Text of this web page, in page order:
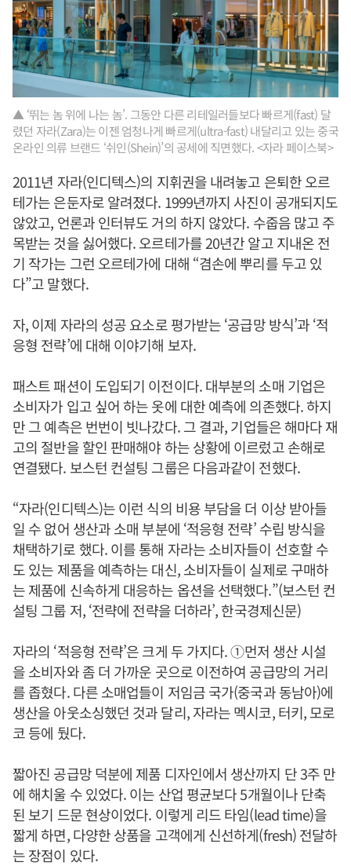
▲ ‘뛰는 놈 위에 나는 놈’. 그동안 다른 리테일러들보다 빠르게(fast) 달
렸던 자라(Zara)는 이젠 엄청나게 빠르게(ultra-fast) 내달리고 있는 중국
온라인 의류 브랜드 ‘쉬인(Shein)’의 공세에 직면했다. <자라 페이스북>
2011년 자라(인디텍스)의 지휘권을 내려놓고 은퇴한 오르
테가는 은둔자로 알려졌다. 1999년까지 사진이 공개되지도
않았고, 언론과 인터뷰도 거의 하지 않았다. 수줍음 많고 주
목받는 것을 싫어했다. 오르테가를 20년간 알고 지내온 전
기 작가는 그런 오르테가에 대해 “겸손에 뿌리를 두고 있
다”고 말했다.
자, 이제 자라의 성공 요소로 평가받는 ‘공급망 방식’과 ‘적
응형 전략’에 대해 이야기해 보자.
패스트 패션이 도입되기 이전이다. 대부분의 소매 기업은
소비자가 입고 싶어 하는 옷에 대한 예측에 의존했다. 하지
만 그 예측은 번번이 빗나갔다. 그 결과, 기업들은 해마다 재
고의 절반을 할인 판매해야 하는 상황에 이르렀고 손해로
연결됐다. 보스턴 컨설팅 그룹은 다음과같이 전했다.
“자라(인디텍스)는 이런 식의 비용 부담을 더 이상 받아들
일 수 없어 생산과 소매 부분에 ‘적응형 전략’ 수립 방식을
채택하기로 했다. 이를 통해 자라는 소비자들이 선호할 수
도 있는 제품을 예측하는 대신, 소비자들이 실제로 구매하
는 제품에 신속하게 대응하는 옵션을 선택했다.”(보스턴 컨
설팅 그룹 저, ‘전략에 전략을 더하라’, 한국경제신문)
자라의 ‘적응형 전략’은 크게 두 가지다. ①먼저 생산 시설
을 소비자와 좀 더 가까운 곳으로 이전하여 공급망의 거리
를 좁혔다. 다른 소매업들이 저임금 국가(중국과 동남아)에
생산을 아웃소싱했던 것과 달리, 자라는 멕시코, 터키, 모로
코 등에 뒀다.
짧아진 공급망 덕분에 제품 디자인에서 생산까지 단 3주 만
에 해치울 수 있었다. 이는 산업 평균보다 5개월이나 단축
된 보기 드문 현상이었다. 이렇게 리드 타임(lead time)을
짧게 하면, 다양한 상품을 고객에게 신선하게(fresh) 전달하
는 장점이 있다.